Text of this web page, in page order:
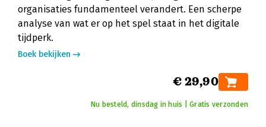
organisaties fundamenteel verandert. Een scherpe
analyse van wat er op het spel staat in het digitale
tijdperk.
Boek bekijken
€ 29,90
Nu besteld, dinsdag in huis | Gratis verzonden